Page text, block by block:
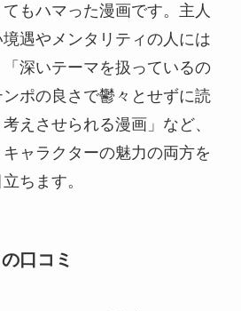
もハマった漫画です。主人
遇やメンタリティの人には
深いテーマを扱っているの
ポの良さで鬱々とせずに読
えさせられる漫画」など、
ャラクターの魅力の両方を
ちます。
口コミ